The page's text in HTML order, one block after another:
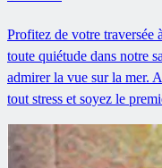
Profitez de votre traversée
toute quiétude dans notre
admirer la vue sur la mer.
tout stress et soyez le